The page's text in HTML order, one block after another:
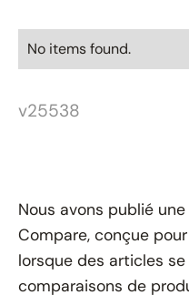
No items found.
v25538
Nous avons publié
Compare, conçue
lorsque des articles
comparaisons de